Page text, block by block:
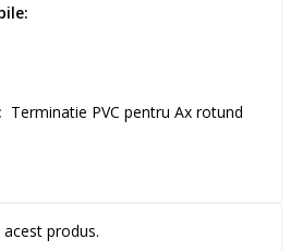
Terminatie PVC pentru Ax rotund
produs.